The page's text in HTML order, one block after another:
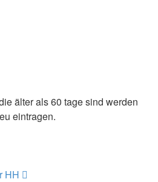
älter als 60 tage sind werden
eintragen.
HH